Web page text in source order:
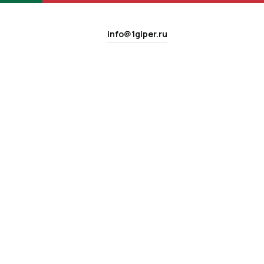
info@1giper.ru